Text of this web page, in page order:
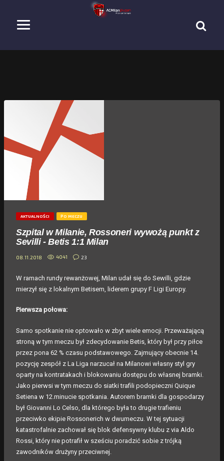
AKTUALNOŚCI PO MECZU
Szpital w Milanie, Rossoneri wywożą punkt z
Sevilli - Betis 1:1 Milan
08.11.2018 4041 23
W ramach rundy rewanżowej, Milan udał się do Sewilli, gdzie
mierzył się z lokalnym Betisem, liderem grupy F Ligi Europy.
Pierwsza połowa:
Samo spotkanie nie optowało w zbyt wiele emocji. Przeważającą
stroną w tym meczu był zdecydowanie Betis, który był przy piłce
przez pona 62 % czasu podstawowego. Zajmujący obecnie 14.
pozycję zespół z La Liga narzucał na Milanowi własny styl gry
oparty na kontratakach i blokowaniu dostępu do własnej bramki.
Jako pierwsi w tym meczu do siatki trafili podopieczni Quique
Setiena w 12.minucie spotkania. Autorem bramki dla gospodarzy
był Giovanni Lo Celso, dla którego była to drugie trafieniu
przeciwko ekipie Rossonerich w dwumeczu. W tej sytuacji
katastrofalnie zachował się blok defensywny klubu z via Aldo
Rossi, który nie potrafił w sześciu poradzić sobie z trójką
zawodników drużyny przeciwnej.